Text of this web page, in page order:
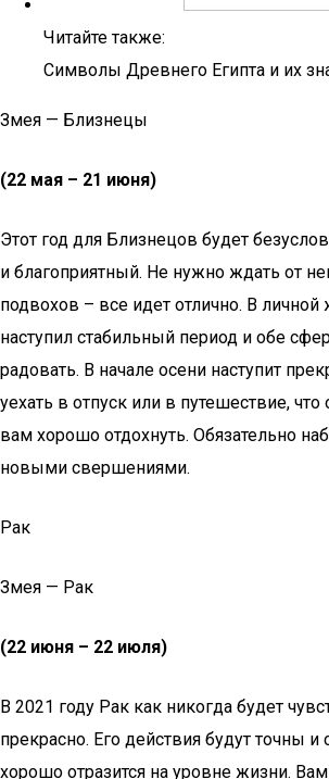
Читайте также:
Символы Древнего Египта и их
Змея — Близнецы
(22 мая – 21 июня)
Этот год для Близнецов будет
и благоприятный. Не нужно ждать от
подвохов – все идет отлично. В личной
наступил стабильный период и обе
радовать. В начале осени наступит
уехать в отпуск или в путешествие,
вам хорошо отдохнуть. Обязательно
новыми свершениями.
Рак
Змея — Рак
(22 июня – 22 июля)
В 2021 году Рак как никогда будет
прекрасно. Его действия будут точны
хорошо отразится на уровне жизни.